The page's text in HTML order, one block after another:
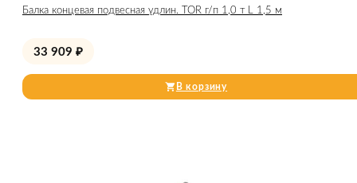
Балка концевая подвесная удлин. TOR г/п 1,0 т L 1,5 м
33 909 ₽
В корзину